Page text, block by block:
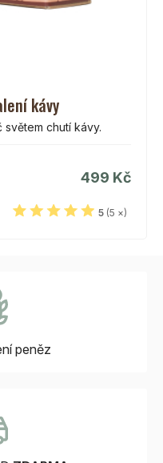
kávy
chutí kávy.
499 Kč
5 (5 ×)
peněz